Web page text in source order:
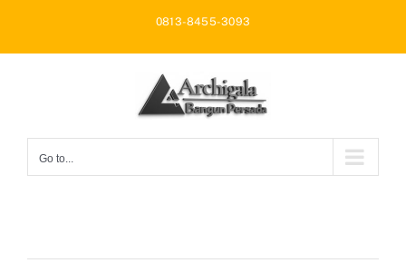
0813-8455-3093
Go to...